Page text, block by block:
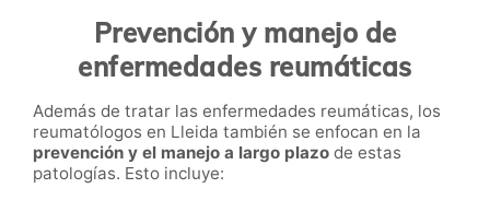
Prevención y manejo de
enfermedades reumáticas
Además de tratar las enfermedades reumáticas, los
reumatólogos en Lleida también se enfocan en la
prevención y el manejo a largo plazo de estas
patologías. Esto incluye: